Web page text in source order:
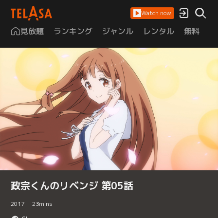
Watch now
見放題 ランキング ジャンル レンタル 無料
政宗くんのリベンジ 第05話
2017 23mins